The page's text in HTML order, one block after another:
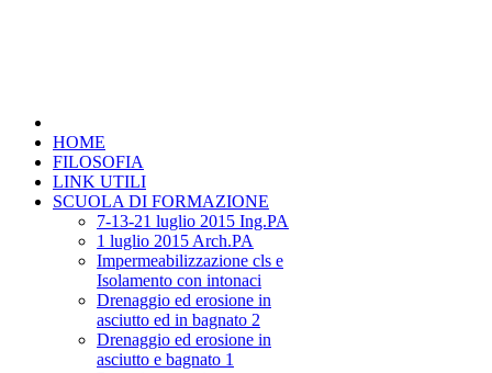
HOME
FILOSOFIA
LINK UTILI
SCUOLA DI FORMAZIONE
7-13-21 luglio 2015 Ing.PA
1 luglio 2015 Arch.PA
Impermeabilizzazione cls e
Isolamento con intonaci
Drenaggio ed erosione in
asciutto ed in bagnato 2
Drenaggio ed erosione in
asciutto e bagnato 1